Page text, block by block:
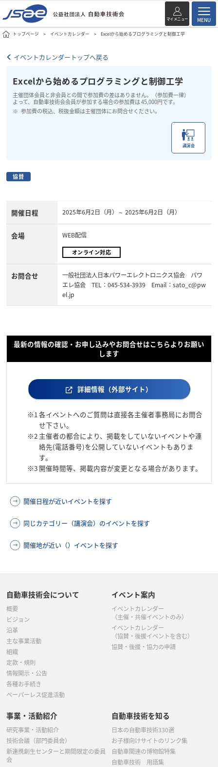
マイメニュー MENU
トップページ イベントカレンダー Excelから始めるプログラミングと制御工学
イベントカレンダートップへ戻る
Excelから始めるプログラミングと制御工学
主催団体会員と非会員との間で参加費の差はありません。（参加費一律）
よって、自動車技術会会員が参加する場合の参加費は 45,000円です。
参加費の税込、税抜金額は主催団体にお問合せください。
講演会
協賛
開催日程 2025年6月2日（月）～ 2025年6月2日（月）
会場 WEB配信
オンライン対応
お問合せ
一般社団法人日本パワーエレクトロニクス協会 パワ
エレ協会 TEL：045-534-3939 Email：sato_c@pw
el.jp
最新の情報の確認・お申し込みやお問合せはこちらよりお願い
します
詳細情報（外部サイト）
※1 各イベントへのご質問は直接各主催者事務局にお問合
せ下さい。
※2 主催者の都合により、掲載をしていないイベントや連
絡先(電話番号)を公開していないイベントもありま
す。
※3 開催時間等、掲載内容が変更となる場合があります。
開催日程が近いイベントを探す
同じカテゴリー（講演会）のイベントを探す
開催地が近い（）イベントを探す
自動車技術会について
概要
ビジョン
沿革
主な事業活動
組織
定款・規則
情報開示・公告
各種お手続き
ペーパーレス促進活動
イベント案内
イベントカレンダー
（主催・共催イベントのみ）
イベントカレンダー
（協賛・後援イベントを含む）
協賛・後援・協力の申請
事業・活動紹介
研究事業・活動紹介
技術会議（部門委員会）
新連携創生センターと期間限定の委員
会
自動車技術を知る
日本の自動車技術330選
お子様向けサイトのリンク集
自動車関連の博物館特集
自動車技術 用語集